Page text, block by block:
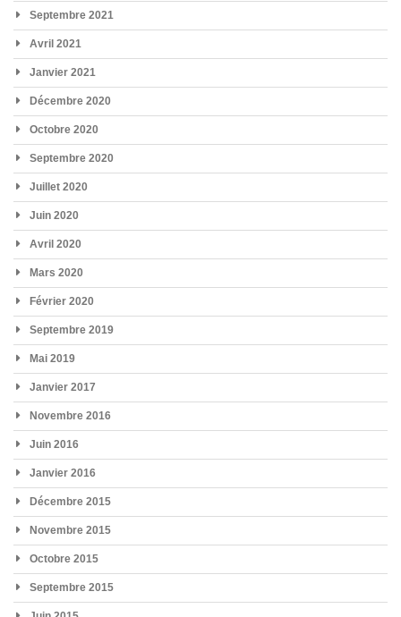
Septembre 2021
Avril 2021
Janvier 2021
Décembre 2020
Octobre 2020
Septembre 2020
Juillet 2020
Juin 2020
Avril 2020
Mars 2020
Février 2020
Septembre 2019
Mai 2019
Janvier 2017
Novembre 2016
Juin 2016
Janvier 2016
Décembre 2015
Novembre 2015
Octobre 2015
Septembre 2015